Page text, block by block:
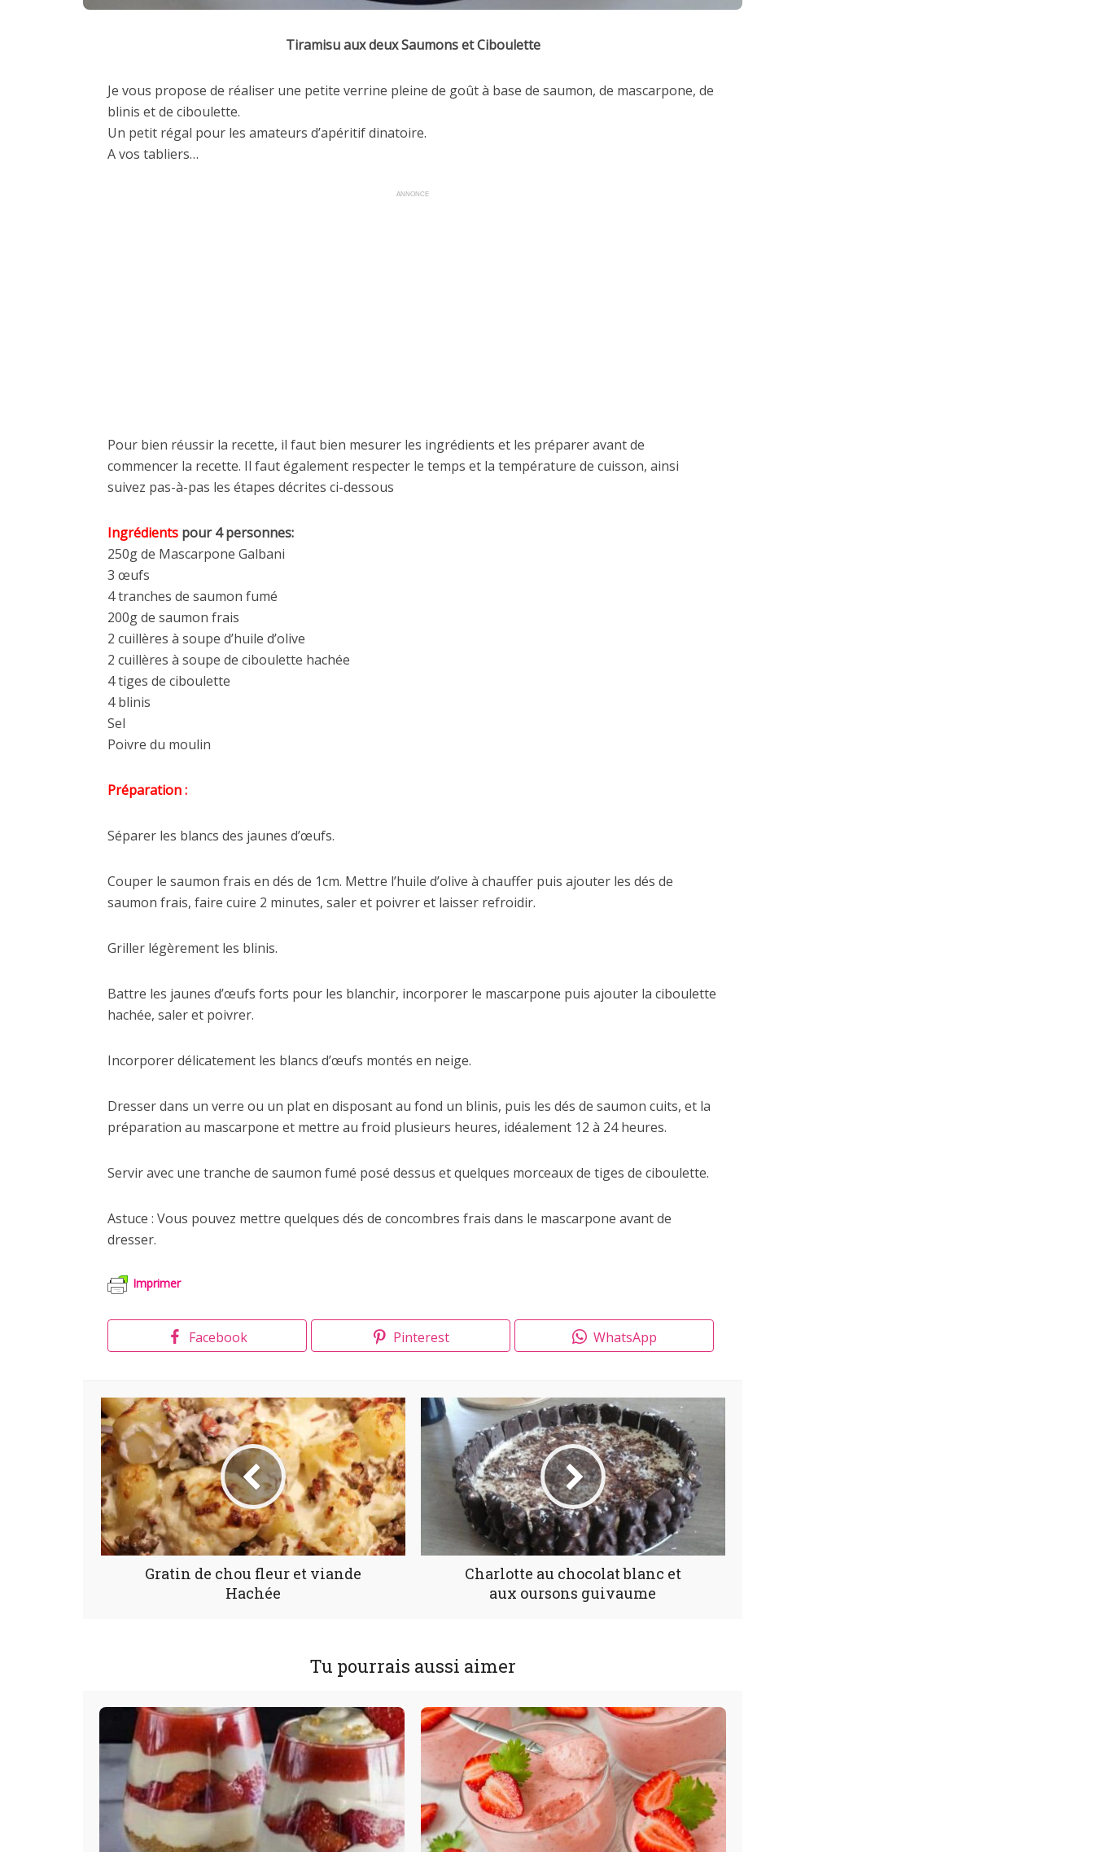
Tiramisu aux deux Saumons et Ciboulette
Je vous propose de réaliser une petite verrine pleine de goût à base de saumon, de mascarpone, de
blinis et de ciboulette.
Un petit régal pour les amateurs d’apéritif dinatoire.
A vos tabliers…
ANNONCE
Pour bien réussir la recette, il faut bien mesurer les ingrédients et les préparer avant de
commencer la recette. Il faut également respecter le temps et la température de cuisson, ainsi
suivez pas-à-pas les étapes décrites ci-dessous
Ingrédients pour 4 personnes:
250g de Mascarpone Galbani
3 œufs
4 tranches de saumon fumé
200g de saumon frais
2 cuillères à soupe d’huile d’olive
2 cuillères à soupe de ciboulette hachée
4 tiges de ciboulette
4 blinis
Sel
Poivre du moulin
Préparation :
Séparer les blancs des jaunes d’œufs.
Couper le saumon frais en dés de 1cm. Mettre l’huile d’olive à chauffer puis ajouter les dés de
saumon frais, faire cuire 2 minutes, saler et poivrer et laisser refroidir.
Griller légèrement les blinis.
Battre les jaunes d’œufs forts pour les blanchir, incorporer le mascarpone puis ajouter la ciboulette
hachée, saler et poivrer.
Incorporer délicatement les blancs d’œufs montés en neige.
Dresser dans un verre ou un plat en disposant au fond un blinis, puis les dés de saumon cuits, et la
préparation au mascarpone et mettre au froid plusieurs heures, idéalement 12 à 24 heures.
Servir avec une tranche de saumon fumé posé dessus et quelques morceaux de tiges de ciboulette.
Astuce : Vous pouvez mettre quelques dés de concombres frais dans le mascarpone avant de
dresser.
Imprimer
Facebook Pinterest WhatsApp
Gratin de chou fleur et viande
Hachée
Charlotte au chocolat blanc et
aux oursons guivaume
Tu pourrais aussi aimer